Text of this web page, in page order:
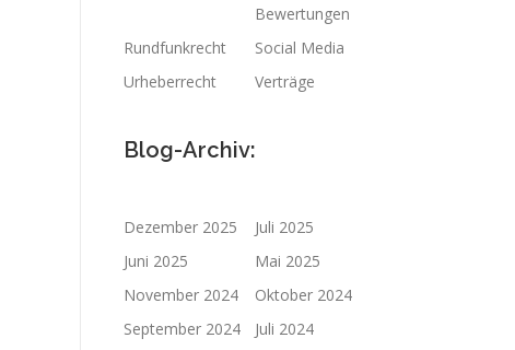
Bewertungen
Rundfunkrecht
Social Media
Urheberrecht
Verträge
Blog-Archiv:
Dezember 2025
Juli 2025
Juni 2025
Mai 2025
November 2024
Oktober 2024
September 2024
Juli 2024